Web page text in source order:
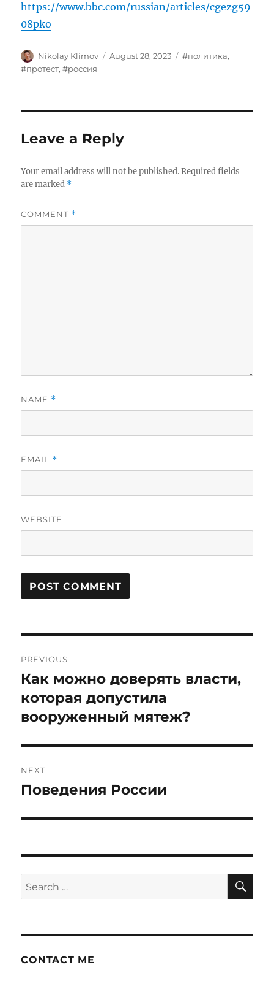
https://www.bbc.com/russian/articles/cgezg59
08pko
Author
Nikolay Klimov
Posted
August 28, 2023 Tags
#политика,
#протест,#россия
Leave a Reply
Your email address will not be published. Required fields
are marked *
COMMENT *
NAME *
EMAIL *
WEBSITE
navigation
PREVIOUS
Previous
post:
Как можно доверять власти,
которая допустила
вооруженный мятеж?
NEXT
Next
Поведения России
Search
for:
CONTACT ME